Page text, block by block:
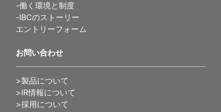
-働く環境と制度
-IBCのストーリー
エントリーフォーム
お問い合わせ
>製品について
>IR情報について
>採用について